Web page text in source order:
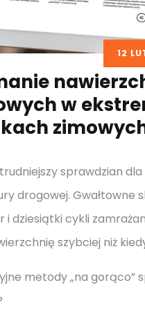
12
w
sprawdzian dla
drogowej. Gwałtowne
dziesiątki cykli
szybciej niż
metody „na gorąco”